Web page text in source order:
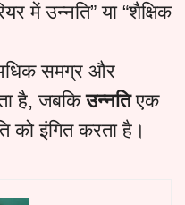
में उन्नति” या “शैक्षिक
समग्र और
है, जबकिउन्नतिएक
को इंगित करता है।